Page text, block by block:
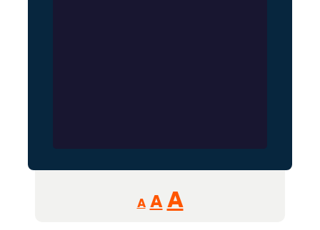
A
Reducir
tamaño
A Restablecer
AAumentar